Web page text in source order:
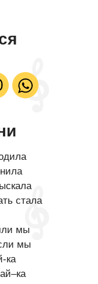
стала
мы
мы
ка